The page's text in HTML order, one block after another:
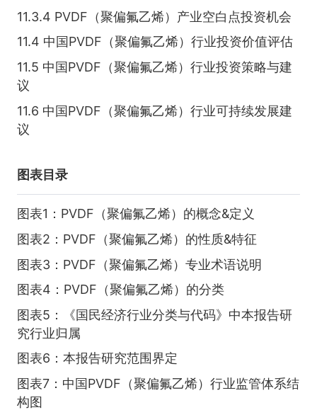
11.3.4 PVDF（聚偏氟乙烯）产业空白点投资机会
11.4 中国PVDF（聚偏氟乙烯）行业投资价值评估
11.5 中国PVDF（聚偏氟乙烯）行业投资策略与建
议
11.6 中国PVDF（聚偏氟乙烯）行业可持续发展建
议
图表目录
图表1：PVDF（聚偏氟乙烯）的概念&定义
图表2：PVDF（聚偏氟乙烯）的性质&特征
图表3：PVDF（聚偏氟乙烯）专业术语说明
图表4：PVDF（聚偏氟乙烯）的分类
图表5：《国民经济行业分类与代码》中本报告研
究行业归属
图表6：本报告研究范围界定
图表7：中国PVDF（聚偏氟乙烯）行业监管体系结
构图